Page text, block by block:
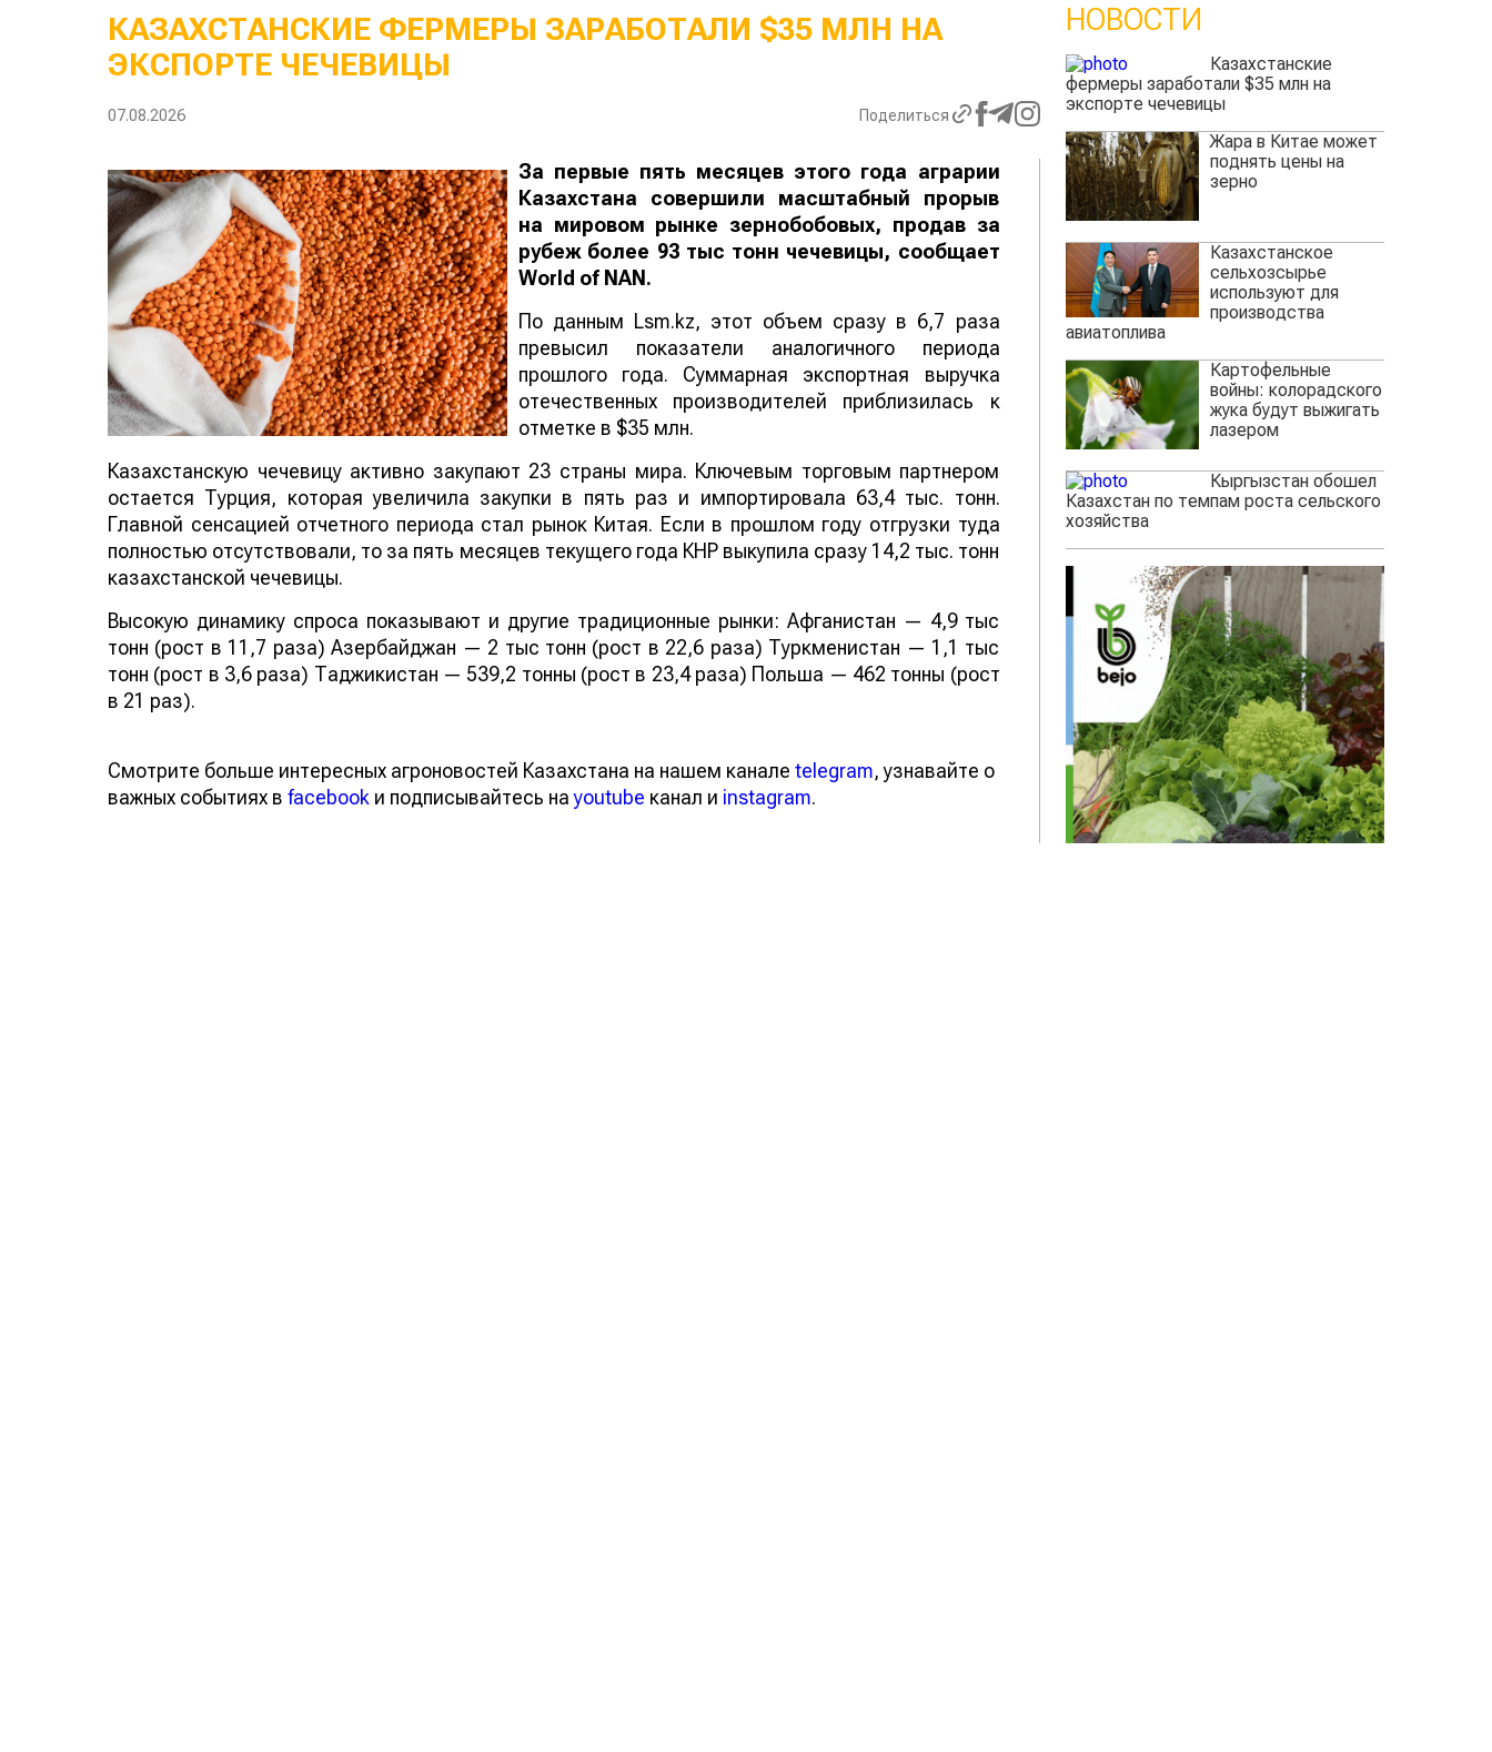
КАЗАХСТАНСКИЕ ФЕРМЕРЫ ЗАРАБОТАЛИ $35 МЛН НА
ЭКСПОРТЕ ЧЕЧЕВИЦЫ
07.08.2026 Поделиться
За первые пять месяцев этого года аграрии
Казахстана совершили масштабный прорыв
на мировом рынке зернобобовых, продав за
рубеж более 93 тыс тонн чечевицы, сообщает
World of NAN .
По данным Lsm.kz, этот объем сразу в 6,7 раза
превысил показатели аналогичного периода
прошлого года. Суммарная экспортная выручка
отечественных производителей приблизилась к
отметке в $35 млн.
Казахстанскую чечевицу активно закупают 23 страны мира. Ключевым торговым партнером
остается Турция, которая увеличила закупки в пять раз и импортировала 63,4 тыс. тонн.
Главной сенсацией отчетного периода стал рынок Китая. Если в прошлом году отгрузки туда
полностью отсутствовали, то за пять месяцев текущего года КНР выкупила сразу 14,2 тыс. тонн
казахстанской чечевицы.
Высокую динамику спроса показывают и другие традиционные рынки: Афганистан — 4,9 тыс
тонн (рост в 11,7 раза) Азербайджан — 2 тыс тонн (рост в 22,6 раза) Туркменистан — 1,1 тыс
тонн (рост в 3,6 раза) Таджикистан — 539,2 тонны (рост в 23,4 раза) Польша — 462 тонны (рост
в 21 раз).
Смотрите больше интересных агроновостей Казахстана на нашем канале telegram, узнавайте о
важных событиях в facebook и подписывайтесь наyoutube канал и instagram.
НОВОСТИ
Казахстанские
фермеры заработали $35 млн на
экспорте чечевицы
Жара в Китае может
поднять цены на
зерно
Казахстанское
сельхозсырье
используют для
производства
авиатоплива
Картофельные
войны: колорадского
жука будут выжигать
лазером
Кыргызстан обошел
Казахстан по темпам роста сельского
хозяйства